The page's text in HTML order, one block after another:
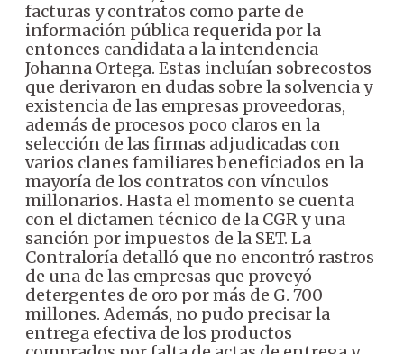
facturas y contratos como parte de
información pública requerida por la
entonces candidata a la intendencia
Johanna Ortega. Estas incluían sobrecostos
que derivaron en dudas sobre la solvencia y
existencia de las empresas proveedoras,
además de procesos poco claros en la
selección de las firmas adjudicadas con
varios clanes familiares beneficiados en la
mayoría de los contratos con vínculos
millonarios. Hasta el momento se cuenta
con el dictamen técnico de la CGR y una
sanción por impuestos de la SET. La
Contraloría detalló que no encontró rastros
de una de las empresas que proveyó
detergentes de oro por más de G. 700
millones. Además, no pudo precisar la
entrega efectiva de los productos